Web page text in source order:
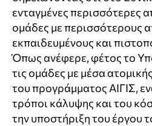
ενταγμένες περισσότερες
ομάδες με περισσότερους
εκπαιδευμένους και
Όπως ανέφερε, φέτος το
τις ομάδες με μέσα
του προγράμματος ΑΙΓΙΣ,
τρόποι κάλυψης και του
την υποστήριξη του έργου